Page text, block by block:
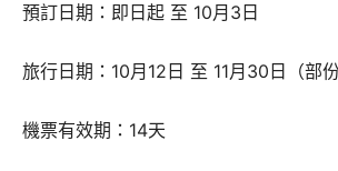
預訂日期：即日起 至 10月3日
旅行日期：10月12日 至 11月30日（部
機票有效期：14天